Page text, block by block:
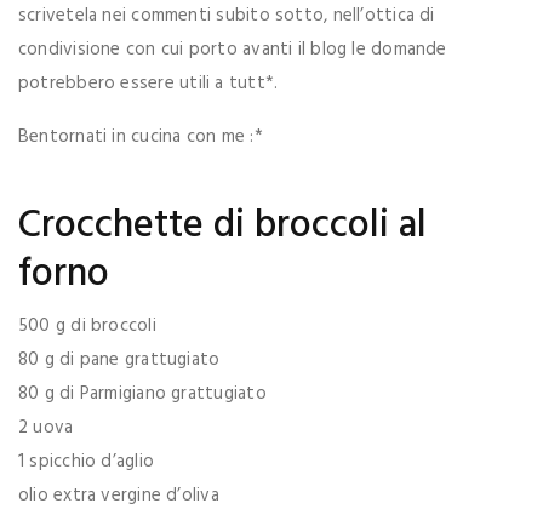
scrivetela nei commenti subito sotto, nell’ottica di
condivisione con cui porto avanti il blog le domande
potrebbero essere utili a tutt*.
Bentornati in cucina con me :*
Crocchette di broccoli al
forno
500 g di broccoli
80 g di pane grattugiato
80 g di Parmigiano grattugiato
2 uova
1 spicchio d’aglio
olio extra vergine d’oliva